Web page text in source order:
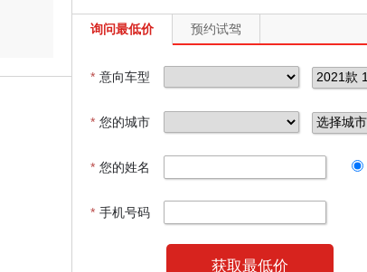
询问最低价 预约试驾
* 意向车型
* 您的城市
* 您的姓名
* 手机号码
获取最低价